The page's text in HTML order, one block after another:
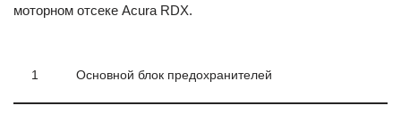
моторном отсеке Acura RDX.
1 Основной блок предохранителей